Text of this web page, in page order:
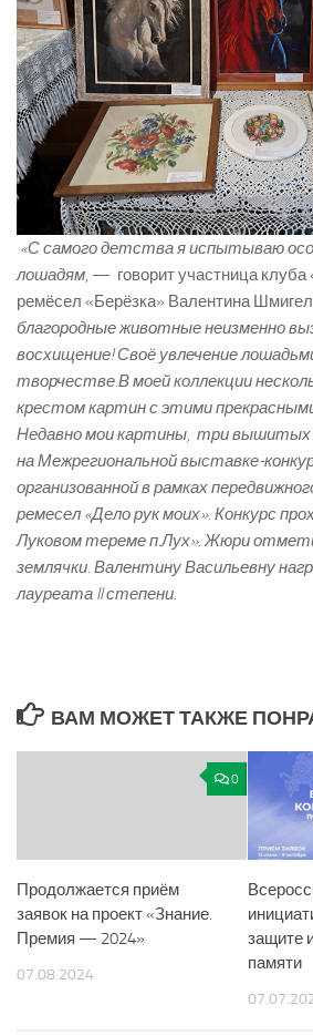
«С самого детства я испытываю
лошадям, — говорит участница
ремёсел «Берёзка» Валентина
благородные животные неизменно
восхищение! Своё увлечение
творчестве.В моей коллекции
крестом картин с этими
Недавно мои картины, три вышитых
на Межрегиональной выставке-
организованной в рамках
ремесел «Дело рук моих». Конкурс
Луковом тереме п.Лух». Жюри
землячки. Валентину Васильевну
лауреата II степени.
ВАМ МОЖЕТ ТАКЖЕ
0
Продолжается приём
заявок на проект «Знание.
Премия — 2024»
07.08.2024
защите
памяти